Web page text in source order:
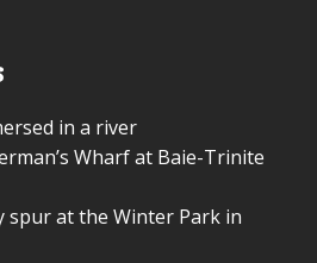
in a river
Wharf at Baie-Trinite
spur at the Winter Park in